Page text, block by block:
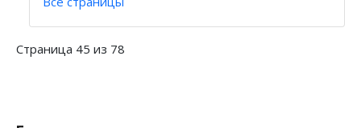
Страница 45 из 78